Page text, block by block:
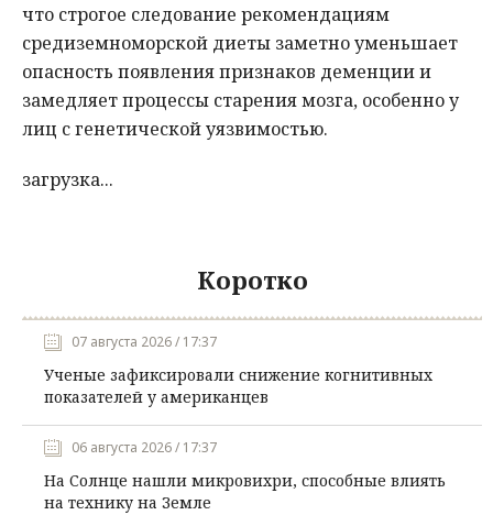
что строгое следование рекомендациям
средиземноморской диеты заметно уменьшает
опасность появления признаков деменции и
замедляет процессы старения мозга, особенно у
лиц с генетической уязвимостью.
загрузка...
Коротко
07 августа 2026 / 17:37
Ученые зафиксировали снижение когнитивных
показателей у американцев
06 августа 2026 / 17:37
На Солнце нашли микровихри, способные влиять
на технику на Земле